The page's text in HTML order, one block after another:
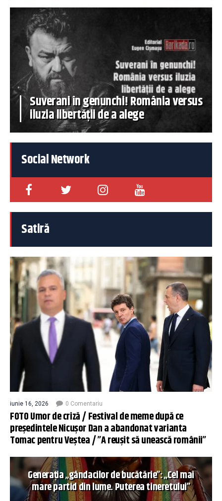
Suverani în genunchi! România versus
iluzia libertății de a alege
Social Network
Satiră
iunie 16, 2026 0 Comentariu
FOTO Umor de criză / Festival de meme după ce
președintele Nicușor Dan a abandonat varianta
Tomac pentru Veștea / ”A reușit să unească românii”
Generația „gândacilor de bucătărie”: „Cel mai
mare partid din lume. Puterea tineretului”